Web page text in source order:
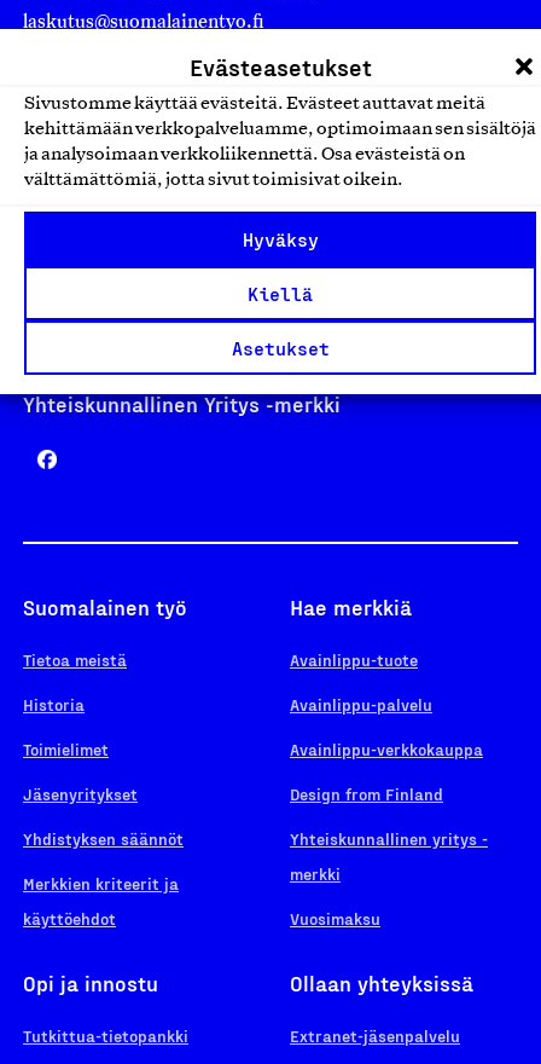
Evästeasetukset
Sivustomme käyttää evästeitä. Evästeet auttavat meitä
kehittämään verkkopalveluamme, optimoimaan sen sisältöjä
ja analysoimaan verkkoliikennettä. Osa evästeistä on
välttämättömiä, jotta sivut toimisivat oikein.
Hyväksy
Kiellä
Asetukset
laskutus@suomalainentyo.fi
Avainlippu
Yhteiskunnallinen Yritys -merkki
Suomalainen työ
Tietoa meistä
Historia
Toimielimet
Jäsenyritykset
Yhdistyksen säännöt
Merkkien kriteerit ja
käyttöehdot
Hae merkkiä
Avainlippu-tuote
Avainlippu-palvelu
Avainlippu-verkkokauppa
Design from Finland
Yhteiskunnallinen yritys -
merkki
Vuosimaksu
Opi ja innostu
Tutkittua-tietopankki
Ollaan yhteyksissä
Extranet-jäsenpalvelu